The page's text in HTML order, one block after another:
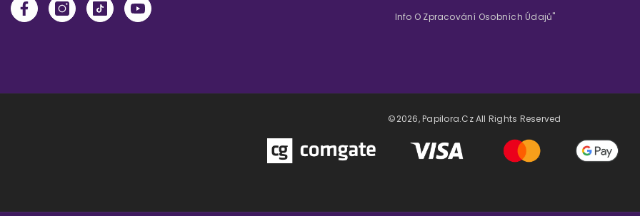
Info O Zpracování Osobních Údajů"
©2026, Papilora.cz All Rights Reserved